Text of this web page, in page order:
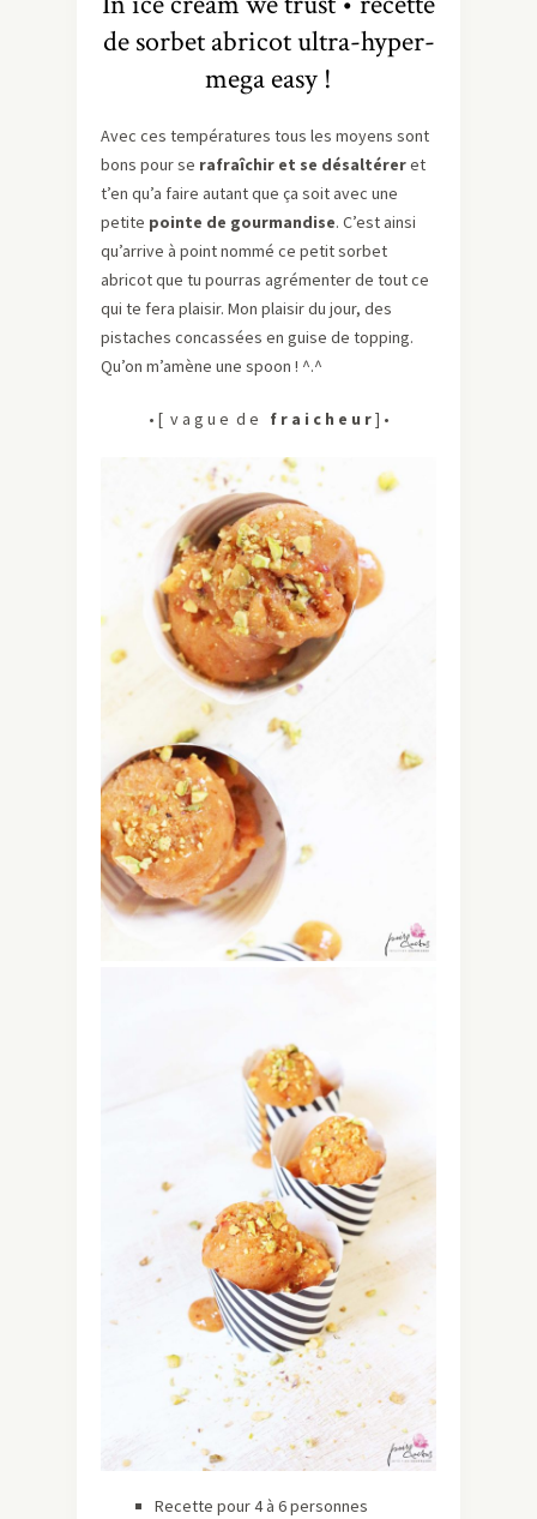
de sorbet abricot ultra-hyper-
mega easy !
Avec ces températures tous les moyens sont
bons pour se rafraîchir et se désaltéreret
t’en qu’a faire autant que ça soit avec une
petite pointe de gourmandise. C’est ainsi
qu’arrive à point nommé ce petit sorbet
abricot que tu pourras agrémenter de tout ce
qui te fera plaisir. Mon plaisir du jour, des
pistaches concassées en guise de topping.
Qu’on m’amène une spoon ! ^.^
• [ v a g u e d e f r a i c h e u r] •
Recette pour 4 à 6 personnes